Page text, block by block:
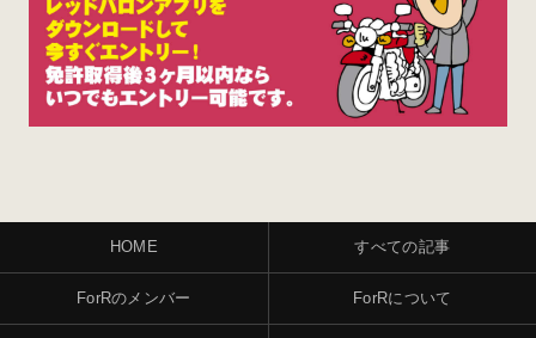
HOME すべての記事
ForRのメンバー ForRについて